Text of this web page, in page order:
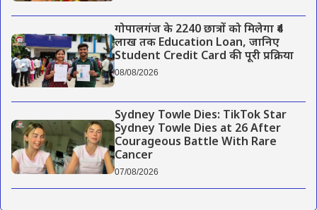
गोपालगंज के 2240 छात्रों को मिलेगा ₹4
लाख तक Education Loan, जानिए
Student Credit Card की पूरी प्रक्रिया
08/08/2026
Sydney Towle Dies: TikTok Star
Sydney Towle Dies at 26 After
Courageous Battle With Rare
Cancer
07/08/2026